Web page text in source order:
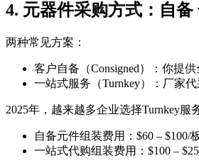
4. 元器件采购方式：自备
两种常见方案：
客户自备（Consigned）：你提
一站式服务（Turnkey）：厂家
2025年，越来越多企业选择Turnkey服
自备元件组装费用：$60 – $100/
一站式代购组装费用：$100 –